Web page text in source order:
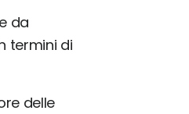
da
termini di
delle